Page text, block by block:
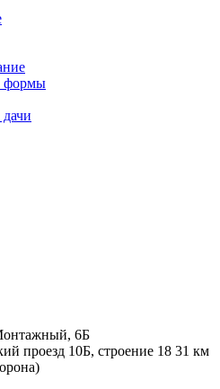
формы
6Б
проезд 10Б, строение 18 31 км